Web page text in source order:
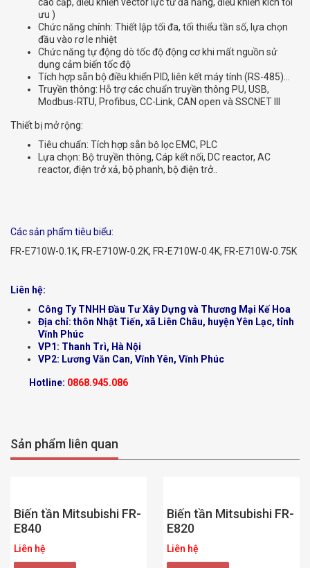
ưu )
Chức năng chính: Thiết lập tối đa, tối thiểu tần số, lựa chọn
đầu vào rơ le nhiệt
Chức năng tự động dò tốc độ động cơ khi mất nguồn sử
dụng cảm biến tốc độ
Tích hợp sẵn bộ điều khiển PID, liên kết máy tính (RS-485)…
Truyền thông: Hỗ trợ các chuẩn truyền thông PU, USB,
Modbus-RTU, Profibus, CC-Link, CAN open và SSCNET III
Thiết bị mở rộng:
Tiêu chuẩn: Tích hợp sẵn bộ lọc EMC, PLC
Lựa chọn: Bộ truyền thông, Cáp kết nối, DC reactor, AC
reactor, điện trở xả, bộ phanh, bộ điện trở..
Các sản phẩm tiêu biểu:
FR-E710W-0.1K, FR-E710W-0.2K, FR-E710W-0.4K, FR-E710W-0.75K
Liên hệ:
Công Ty TNHH Đầu Tư Xây Dựng và Thương Mại Kế Hoa
Địa chỉ: thôn Nhật Tiến, xã Liên Châu, huyện Yên Lạc, tỉnh
Vĩnh Phúc
VP1: Thanh Trì, Hà Nội
VP2: Lương Văn Can, Vĩnh Yên, Vĩnh Phúc
Hotline: 0868.945.086
Sản phẩm liên quan
Biến tần Mitsubishi FR-
E840
Liên hệ
Biến tần Mitsubishi FR-
E820
Liên hệ